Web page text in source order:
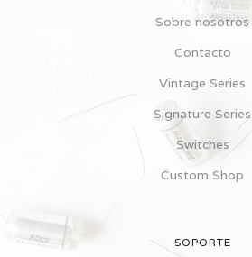
Sobre nosotros
Contacto
Vintage Series
Signature Series
Switches
Custom Shop
SOPORTE